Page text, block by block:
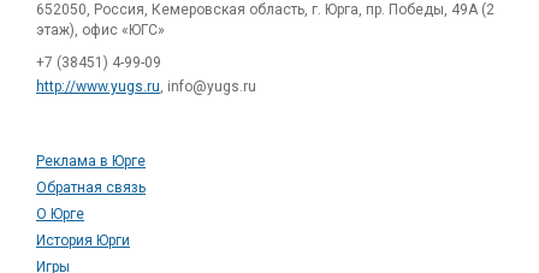
652050, Россия, Кемеровская область, г. Юрга, пр. Победы, 49А (2
этаж), офис «ЮГС»
+7 (38451) 4-99-09
http://www.yugs.ru, info@yugs.ru
Реклама в Юрге
Обратная связь
О Юрге
История Юрги
Игры